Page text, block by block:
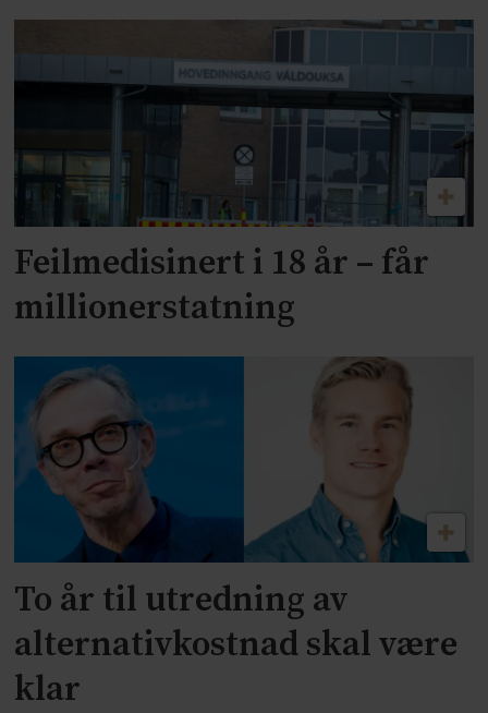
Feilmedisinert i 18 år – får
millionerstatning
To år til utredning av
alternativkostnad skal være
klar